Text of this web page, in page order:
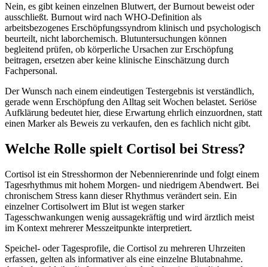
Nein, es gibt keinen einzelnen Blutwert, der Burnout beweist oder
ausschließt. Burnout wird nach WHO-Definition als
arbeitsbezogenes Erschöpfungssyndrom klinisch und psychologisch
beurteilt, nicht laborchemisch. Blutuntersuchungen können
begleitend prüfen, ob körperliche Ursachen zur Erschöpfung
beitragen, ersetzen aber keine klinische Einschätzung durch
Fachpersonal.
Der Wunsch nach einem eindeutigen Testergebnis ist verständlich,
gerade wenn Erschöpfung den Alltag seit Wochen belastet. Seriöse
Aufklärung bedeutet hier, diese Erwartung ehrlich einzuordnen, statt
einen Marker als Beweis zu verkaufen, den es fachlich nicht gibt.
Welche Rolle spielt Cortisol bei Stress?
Cortisol ist ein Stresshormon der Nebennierenrinde und folgt einem
Tagesrhythmus mit hohem Morgen- und niedrigem Abendwert. Bei
chronischem Stress kann dieser Rhythmus verändert sein. Ein
einzelner Cortisolwert im Blut ist wegen starker
Tagesschwankungen wenig aussagekräftig und wird ärztlich meist
im Kontext mehrerer Messzeitpunkte interpretiert.
Speichel- oder Tagesprofile, die Cortisol zu mehreren Uhrzeiten
erfassen, gelten als informativer als eine einzelne Blutabnahme.